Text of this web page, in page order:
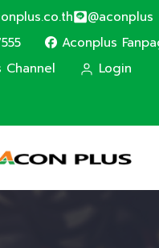
@aconplus
Aconplus
Channel
Login